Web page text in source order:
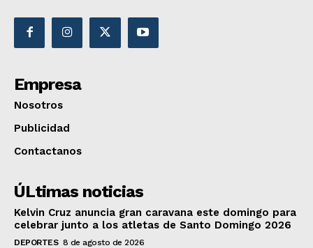
Empresa
Nosotros
Publicidad
Contactanos
ÚLtimas noticias
Kelvin Cruz anuncia gran caravana este domingo para
celebrar junto a los atletas de Santo Domingo 2026
DEPORTES 8 de agosto de 2026